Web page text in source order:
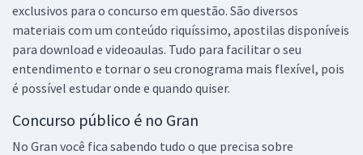
exclusivos para o concurso em questão. São diversos
materiais com um conteúdo riquíssimo, apostilas disponíveis
para download e videoaulas. Tudo para facilitar o seu
entendimento e tornar o seu cronograma mais flexível, pois
é possível estudar onde e quando quiser.
Concurso público é no Gran
No Gran você fica sabendo tudo o que precisa sobre